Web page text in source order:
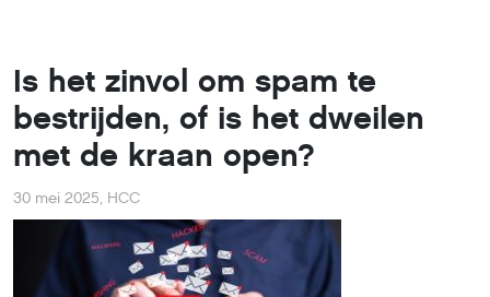
Is het zinvol om spam te
bestrijden, of is het dweilen
met de kraan open?
30 mei 2025, HCC